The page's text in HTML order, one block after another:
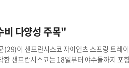
손 타자다. 지난 16일에는 마이클 초이스와
스는 마이너리그 통산(7년) 97홈런을 기
또 다른 오른손 외야수 크레이그 젠트
를 밟아 백업 외야수로 준수한 활약을 보
수 도루에 성공했다. 통산 도루 성공률이
이번 대회에도 멕시코를 대표할 예정이었다. 팔꿈치 통증
전망이다. 곤잘레스는 지난해 타율 0.285
다양성 주목"
샌프란시스코는 18일부터 야수들까지 포